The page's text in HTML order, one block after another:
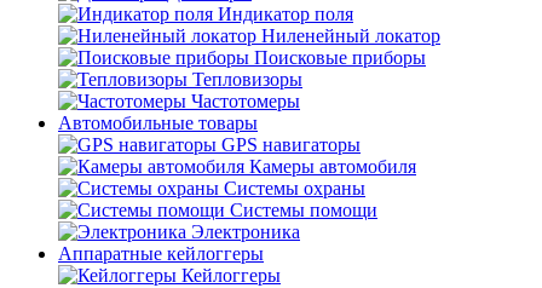
Индикатор поля
Ниленейный локатор
Поисковые приборы
Тепловизоры
Частотомеры
Автомобильные товары
GPS навигаторы
Камеры автомобиля
Системы охраны
Системы помощи
Электроника
Аппаратные кейлоггеры
Кейлоггеры